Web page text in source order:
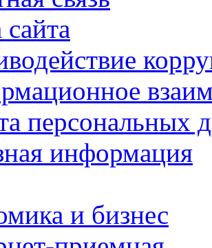
персональных
информация
и бизнес